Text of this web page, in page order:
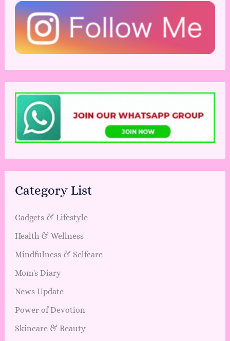
Category List
Gadgets & Lifestyle
Health & Wellness
Mindfulness & Selfcare
Mom's Diary
News Update
Power of Devotion
Skincare & Beauty